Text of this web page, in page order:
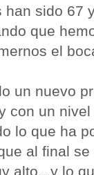
sido 67
que
el
un nuevo
con un
lo que ha
al final
alto...y lo